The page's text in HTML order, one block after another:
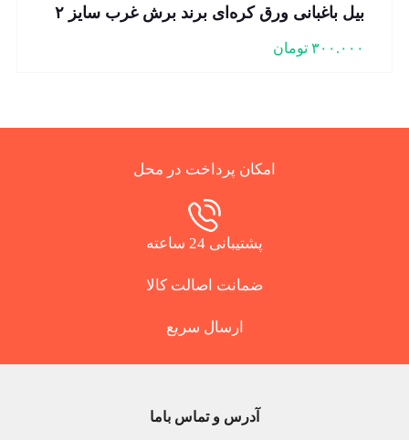
بیل باغبانی ورق کره‌ای برند برش غرب سایز ۲
۳۰۰.۰۰۰ تومان
امکان پرداخت در محل
پشتیبانی 24 ساعته
ضمانت اصالت کالا
ارسال سریع
آدرس و تماس باما